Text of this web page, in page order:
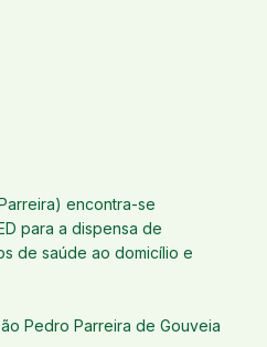
encontra-se
para a dispensa de
de saúde ao domicílio e
Pedro Parreira de Gouveia